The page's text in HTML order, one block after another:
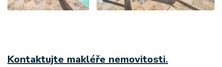
Kontaktujte makléře nemovitosti.